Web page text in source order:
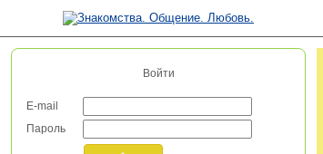
Войти
E-mail
Пароль